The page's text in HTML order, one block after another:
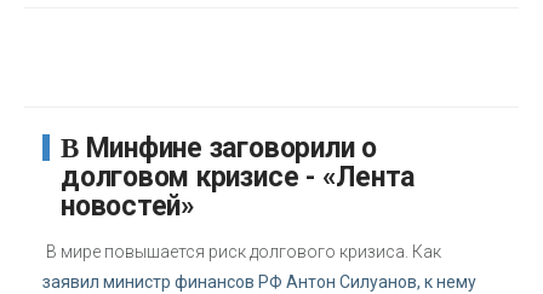
В Минфине заговорили о
долговом кризисе - «Лента
новостей»
В мире повышается риск долгового кризиса. Как
заявил министр финансов РФ Антон Силуанов, к нему